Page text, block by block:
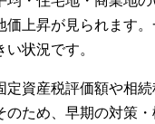
価上昇が見られます
状況です。
定資産税評価額や相
ため、早期の対策・